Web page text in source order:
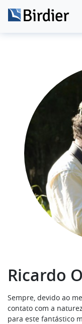
Ricardo
Sempre, devido ao
contato com a
para este fantástico